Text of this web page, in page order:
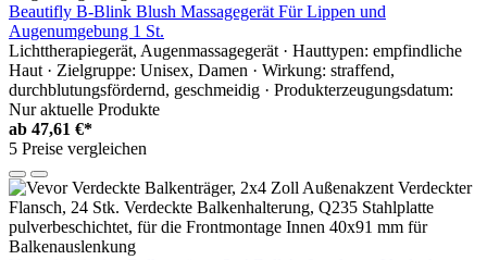
Beautifly B-Blink Blush Massagegerät Für Lippen und
Augenumgebung 1 St.
Lichttherapiegerät, Augenmassagegerät · Hauttypen: empfindliche
Haut · Zielgruppe: Unisex, Damen · Wirkung: straffend,
durchblutungsfördernd, geschmeidig · Produkterzeugungsdatum:
Nur aktuelle Produkte
ab 47,61 €*
5 Preise vergleichen